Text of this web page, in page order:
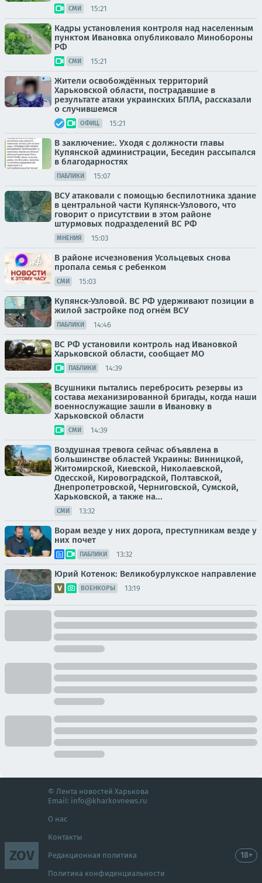
СМИ 15:21
Кадры установления контроля над населенным
пунктом Ивановка опубликовало Минобороны
РФ
СМИ 15:21
Жители освобождённых территорий
Харьковской области, пострадавшие в
результате атаки украинских БПЛА, рассказали
о случившемся
ОФИЦ. 15:21
В заключение:. Уходя с должности главы
Купянской администрации, Беседин рассыпался
в благодарностях
ПАБЛИКИ 15:07
ВСУ атаковали с помощью беспилотника здание
в центральной части Купянск-Узлового, что
говорит о присутствии в этом районе
штурмовых подразделений ВС РФ
МНЕНИЯ 15:03
В районе исчезновения Усольцевых снова
пропала семья с ребенком
СМИ 15:03
Купянск-Узловой. ВС РФ удерживают позиции в
жилой застройке под огнём ВСУ
ПАБЛИКИ 14:46
ВС РФ установили контроль над Ивановкой
Харьковской области, сообщает МО
ПАБЛИКИ 14:39
Всушники пытались перебросить резервы из
состава механизированной бригады, когда наши
военнослужащие зашли в Ивановку в
Харьковской области
СМИ 14:39
Воздушная тревога сейчас объявлена в
большинстве областей Украины: Винницкой,
Житомирской, Киевской, Николаевской,
Одесской, Кировоградской, Полтавской,
Днепропетровской, Черниговской, Сумской,
Харьковской, а также на...
СМИ 13:32
Ворам везде у них дорога, преступникам везде у
них почет
ПАБЛИКИ 13:32
Юрий Котенок: Великобурлукское направление
ВОЕНКОРЫ 13:19
ZOV
© Лента новостей Харькова
Email: info@kharkovnews.ru
О нас
Контакты
Редакционная политика
Политика конфиденциальности
18+